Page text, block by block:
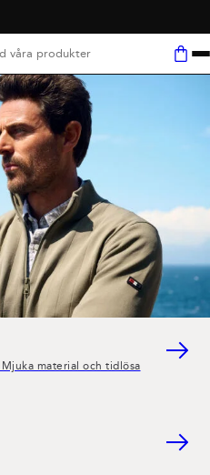
material och tidlösa